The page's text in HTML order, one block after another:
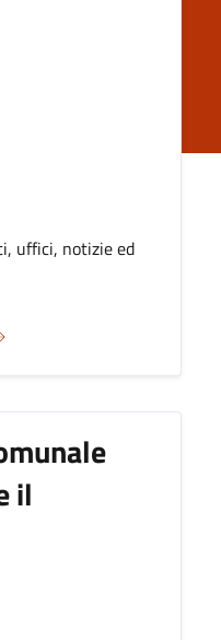
uffici, notizie ed
il